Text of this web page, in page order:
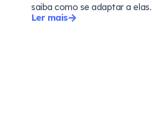
saiba como se adaptar a elas.
Ler mais